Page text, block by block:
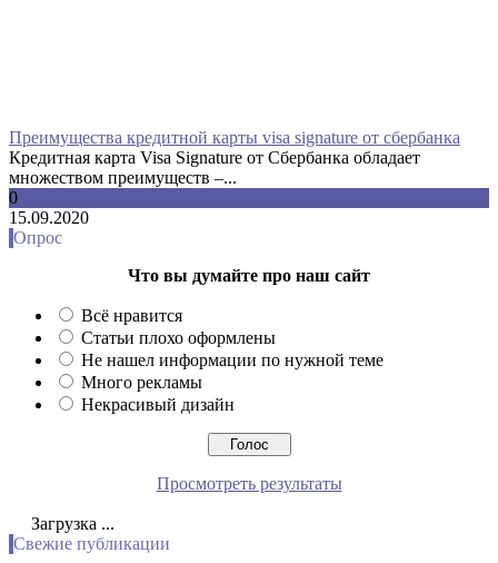
Преимущества кредитной карты visa signature от сбербанка
Кредитная карта Visa Signature от Сбербанка обладает
множеством преимуществ –...
0
15.09.2020
Опрос
Что вы думайте про наш сайт
Всё нравится
Статьи плохо оформлены
Не нашел информации по нужной теме
Много рекламы
Некрасивый дизайн
Просмотреть результаты
Загрузка ...
Свежие публикации